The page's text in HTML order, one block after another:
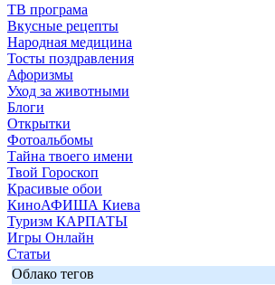
ТВ програма
Вкусные рецепты
Народная медицина
Тосты поздравления
Афоризмы
Уход за животными
Блоги
Открытки
Фотоальбомы
Тайна твоего имени
Твой Гороскоп
Красивые обои
КиноАФИША Киева
Туризм КАРПАТЫ
Игры Онлайн
Статьи
Облако тегов